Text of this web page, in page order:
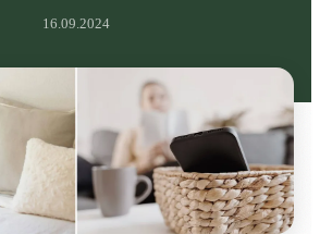
16.09.2024